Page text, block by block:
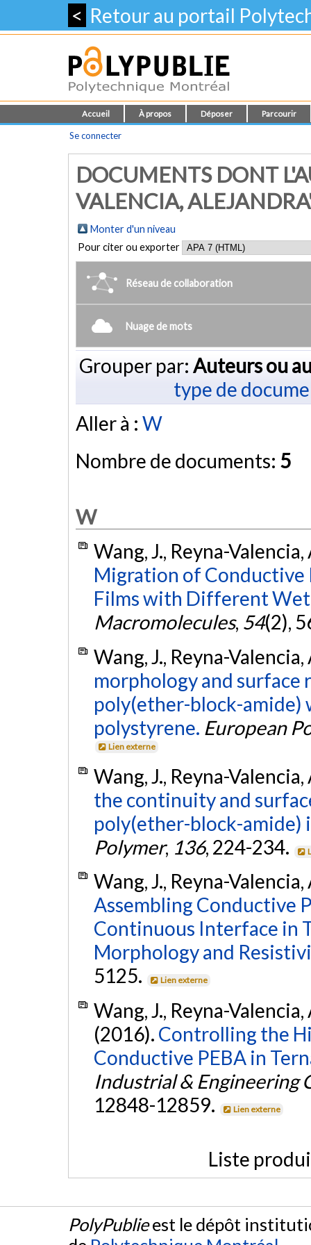
< Retour au portail
Accueil À propos Déposer Parcourir
Se connecter
DOCUMENTS DONT
VALENCIA,
Monter d'un niveau
Pour citer ou exporter
Réseau de collaboration
Nuage de mots
Grouper par: Auteurs ou
type de
Aller à : W
Nombre de documents: 5
W
Wang, J., Reyna-
Migration of Conductive
Films with Different
Macromolecules, 54(2),
Wang, J., Reyna-
morphology and
poly(ether-block-amide)
polystyrene. European
Lien externe
Wang, J., Reyna-
the continuity and
poly(ether-block-amide)
Polymer, 136, 224-234.
Wang, J., Reyna-
Assembling Conductive
Continuous Interface in
Morphology and
5125.
Lien externe
Wang, J., Reyna-Valencia,
(2016). Controlling the
Conductive PEBA in
Industrial & Engineering
12848-12859.
Lien externe
Liste
PolyPublieest le dépôt